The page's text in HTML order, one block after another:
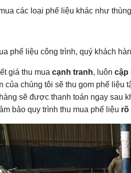
các loại phế liệu khác như
phế liệu công trình, quý khách
giá thu mua cạnh tranh, luôn cập
của chúng tôi sẽ thu gom phế liệu
sẽ được thanh toán ngay sau
bảo quy trình thu mua phế liệu rõ